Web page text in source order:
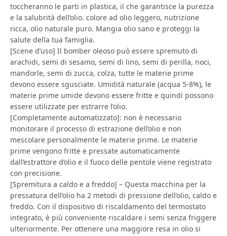
toccheranno le parti in plastica, il che garantisce la purezza
e la salubrità dell’olio. colore ad olio leggero, nutrizione
ricca, olio naturale puro. Mangia olio sano e proteggi la
salute della tua famiglia.
[Scene d’uso] Il bomber oleoso può essere spremuto di
arachidi, semi di sesamo, semi di lino, semi di perilla, noci,
mandorle, semi di zucca, colza, tutte le materie prime
devono essere sgusciate. Umidità naturale (acqua 5-8%), le
materie prime umide devono essere fritte e quindi possono
essere utilizzate per estrarre l’olio.
[Completamente automatizzato]: non è necessario
monitorare il processo di estrazione dell’olio e non
mescolare personalmente le materie prime. Le materie
prime vengono fritte e pressate automaticamente
dall’estrattore d’olio e il fuoco delle pentole viene registrato
con precisione.
[Spremitura a caldo e a freddo] – Questa macchina per la
pressatura dell’olio ha 2 metodi di pressione dell’olio, caldo e
freddo. Con il dispositivo di riscaldamento del termostato
integrato, è più conveniente riscaldare i semi senza friggere
ulteriormente. Per ottenere una maggiore resa in olio si